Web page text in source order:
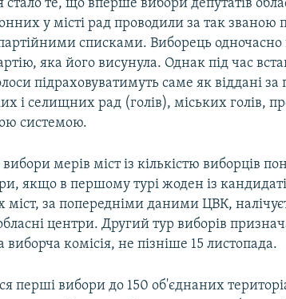
стало те, що вперше вибори депутатів
у місті рад проводили за так званою
списками. Виборець одночасно
яка його висунула. Однак під час
підраховуватимуть саме як віддані за
і селищних рад (голів), міських голів,
системою.
мерів міст із кількістю виборців
якщо в першому турі жоден із
міст, за попередніми даними ЦВК,
центри. Другий тур виборів
виборча комісія, не пізніше 15 листопада.
перші вибори до 150 об'єднаних